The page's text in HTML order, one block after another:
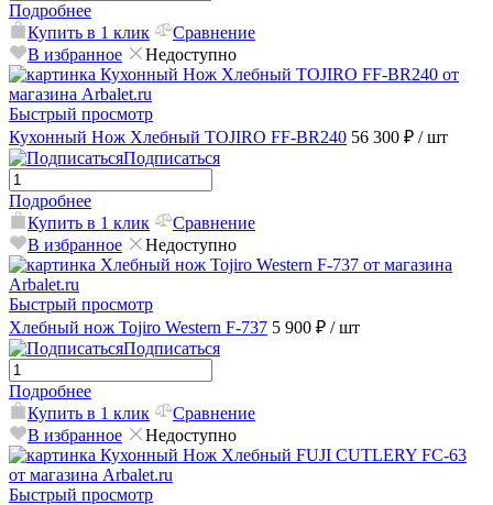
Подробнее
Купить в 1 клик
Сравнение
В избранное
Недоступно
Быстрый просмотр
Кухонный Нож Хлебный TOJIRO FF-BR240 56 300 ₽ / шт
Подписаться
Подробнее
Купить в 1 клик
Сравнение
В избранное
Недоступно
Быстрый просмотр
Хлебный нож Tojiro Western F-737 5 900 ₽ / шт
Подписаться
Подробнее
Купить в 1 клик
Сравнение
В избранное
Недоступно
Быстрый просмотр